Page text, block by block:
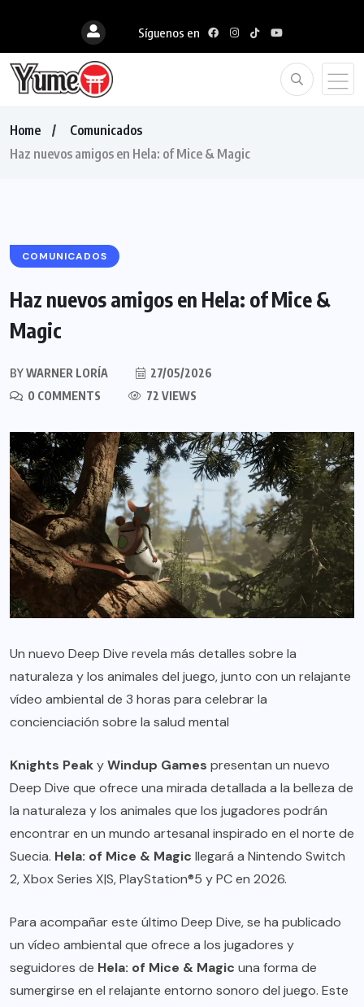
Síguenos en
Home
Comunicados
Haz nuevos amigos en Hela: of Mice & Magic
COMUNICADOS
Haz nuevos amigos en Hela: of Mice &
Magic
BYWARNER LORÍA
27/05/2026
0 COMMENTS
72 VIEWS
Un nuevo Deep Dive revela más detalles sobre la
naturaleza y los animales del juego, junto con un relajante
vídeo ambiental de 3 horas para celebrar la
concienciación sobre la salud mental
Knights PeakyWindup Games presentan un nuevo
Deep Dive que ofrece una mirada detallada a la belleza de
la naturaleza y los animales que los jugadores podrán
encontrar en un mundo artesanal inspirado en el norte de
Suecia. Hela: of Mice & Magic llegará a Nintendo Switch
2, Xbox Series X|S, PlayStation®5 y PC en 2026.
Para acompañar este último Deep Dive, se ha publicado
un vídeo ambiental que ofrece a los jugadores y
seguidores de Hela: of Mice & Magic una forma de
sumergirse en el relajante entorno sonoro del juego. Este